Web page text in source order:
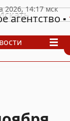
агентство